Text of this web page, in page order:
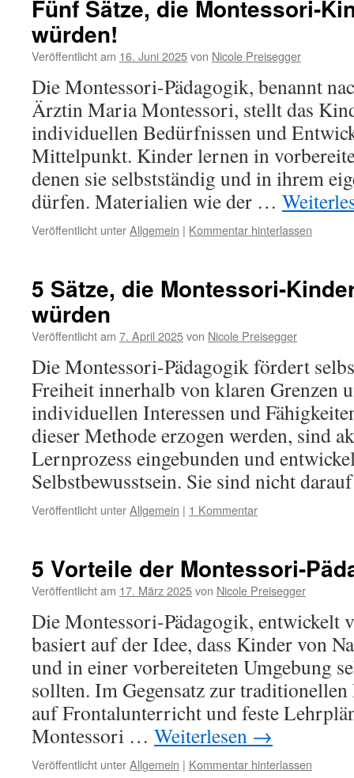
Fünf Sätze, die Montessori-
würden!
Veröffentlicht am 16. Juni 2025von Nicole Preisegger
Die Montessori-Pädagogik, benannt
Ärztin Maria Montessori, stellt das
individuellen Bedürfnissen und
Mittelpunkt. Kinder lernen in
denen sie selbstständig und in ihrem
dürfen. Materialien wie der …
Veröffentlicht unterAllgemein | Kommentar hinterlassen
5 Sätze, die Montessori-
würden
Veröffentlicht am 7. April 2025von Nicole Preisegger
Die Montessori-Pädagogik fördert
Freiheit innerhalb von klaren Grenzen
individuellen Interessen und
dieser Methode erzogen werden, sind
Lernprozess eingebunden und
Selbstbewusstsein. Sie sind nicht
Veröffentlicht unterAllgemein | 1 Kommentar
5 Vorteile der Montessori-
Veröffentlicht am 17. März 2025von Nicole Preisegger
Die Montessori-Pädagogik, entwickelt
basiert auf der Idee, dass Kinder von
und in einer vorbereiteten Umgebung
sollten. Im Gegensatz zur
auf Frontalunterricht und feste
Montessori … Weiterlesen →
Veröffentlicht unterAllgemein | Kommentar hinterlassen